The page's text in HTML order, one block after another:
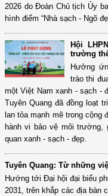
2026 do Đoàn Chủ tịch Ủy
hình điểm “Nhà sạch - Ngõ
Hội
trường
Hưởng
trào thi
một Việt Nam xanh - sạch -
Tuyên Quang đã đồng loạt
lan tỏa mạnh mẽ trong cộng
hành vi bảo vệ môi trường,
quan xanh - sạch - đẹp.
Tuyên Quang: Từ những
Hướng tới Đại hội đại biểu
2031, trên khắp các địa bàn